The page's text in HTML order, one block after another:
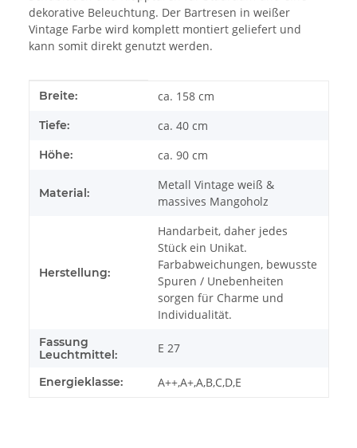
dekorative Beleuchtung. Der Bartresen in weißer
Vintage Farbe wird komplett montiert geliefert und
kann somit direkt genutzt werden.
Produkteigenschaft
Wert
Breite: ca. 158 cm
Tiefe: ca. 40 cm
Höhe: ca. 90 cm
Material:
Metall Vintage weiß &
massives Mangoholz
Herstellung:
Handarbeit, daher jedes
Stück ein Unikat.
Farbabweichungen, bewusste
Spuren / Unebenheiten
sorgen für Charme und
Individualität.
Fassung
Leuchtmittel:
E 27
Energieklasse: A++,A+,A,B,C,D,E